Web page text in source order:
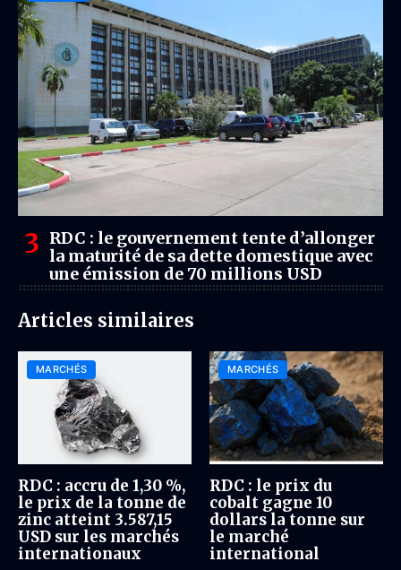
RDC : le gouvernement tente d’allonger
la maturité de sa dette domestique avec
une émission de 70 millions USD
Articles similaires
MARCHÉS
RDC : accru de 1,30 %,
le prix de la tonne de
zinc atteint 3.587,15
USD sur les marchés
internationaux
MARCHÉS
RDC : le prix du
cobalt gagne 10
dollars la tonne sur
le marché
international